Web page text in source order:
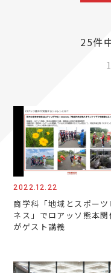
25件
1
2022.12.22
商学科「地域とスポーツ
ネス」でロアッソ熊本関
がゲスト講義